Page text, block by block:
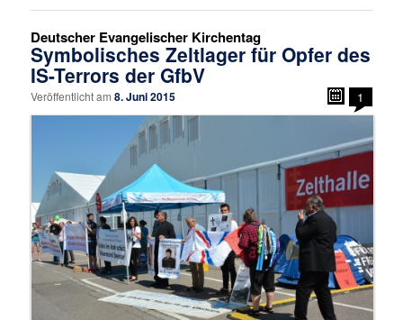
Deutscher Evangelischer Kirchentag
Symbolisches Zeltlager für Opfer des
IS-Terrors der GfbV
Veröffentlicht am8. Juni 2015 1